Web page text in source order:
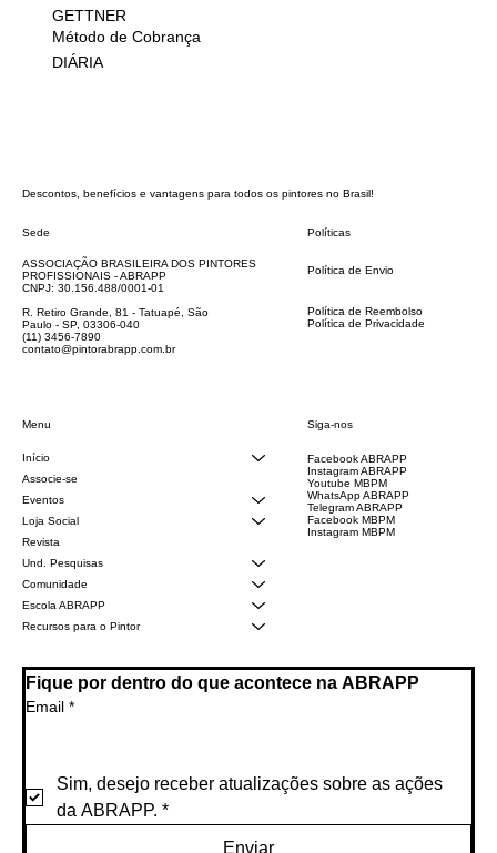
GETTNER
Método de Cobrança
DIÁRIA
Descontos, benefícios e vantagens para todos os pintores no Brasil!
Sede
ASSOCIAÇÃO BRASILEIRA DOS PINTORES
PROFISSIONAIS - ABRAPP
CNPJ: 30.156.488/0001-01
R. Retiro Grande, 81 - Tatuapé, São
Paulo - SP, 03306-040
(11) 3456-7890
contato@pintorabrapp.com.br
Menu
Início
Associe-se
Eventos
Loja Social
Revista
Und. Pesquisas
Comunidade
Escola ABRAPP
Recursos para o Pintor
Políticas
Política de Envio
Política de Reembolso
Política de Privacidade
Siga-nos
Facebook ABRAPP
Instagram ABRAPP
Youtube MBPM
WhatsApp ABRAPP
Telegram ABRAPP
Facebook MBPM
Instagram MBPM
Fique por dentro do que acontece na ABRAPP
Email *
Sim, desejo receber atualizações sobre as ações
da ABRAPP. *
Enviar